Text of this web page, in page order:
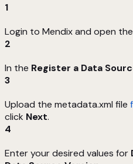
1
Login to Mendix and open the
2
In the Register a Data
3
Upload the metadata.xml file
click Next.
4
Enter your desired values for